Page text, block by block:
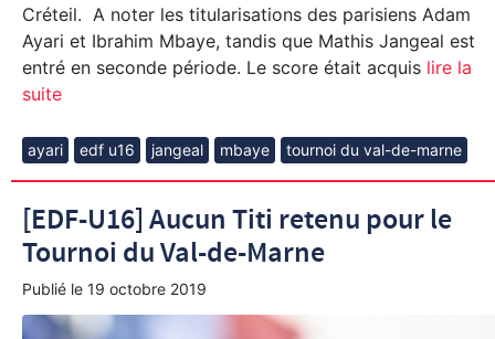
Créteil. A noter les titularisations des parisiens Adam
Ayari et Ibrahim Mbaye, tandis que Mathis Jangeal est
entré en seconde période. Le score était acquis lire la
suite
ayari edf u16 jangeal mbaye tournoi du val-de-marne
[EDF-U16] Aucun Titi retenu pour le
Tournoi du Val-de-Marne
Publié le 19 octobre 2019